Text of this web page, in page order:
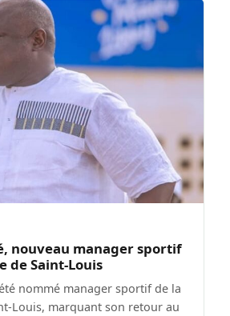
nouveau manager sportif
de Saint-Louis
nommé manager sportif de la
Louis, marquant son retour au